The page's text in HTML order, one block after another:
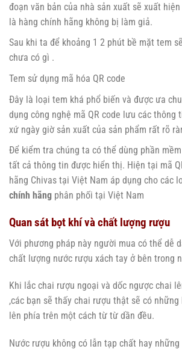
đoạn văn bản của nhà sản xuất sẽ xuất
là hàng chính hãng không bị làm giả.
Sau khi ta để khoảng 1 2 phút bề mặt tem
chưa có gì .
Tem sử dụng mã hóa QR code
Đây là loại tem khá phổ biến và được ưa
dụng công nghệ mã QR code lưu các thông
xứ ngày giờ sản xuất của sản phẩm rất rõ
Để kiểm tra chúng ta có thể dùng phần
tất cả thông tin được hiển thị. Hiện tại mã
hãng Chivas tại Việt Nam áp dụng cho các
chính hãng phân phối tại Việt Nam
Quan sát bọt khí và chất lượng rượu
Với phương pháp này người mua có thể dễ
chất lượng nước rượu xách tay ở bên trong
Khi lắc chai rượu ngoại và dốc ngược chai
,các bạn sẽ thấy chai rượu thật sẽ có
lên phía trên một cách từ từ dần đều.
Nước rượu không có lẫn tạp chất hay